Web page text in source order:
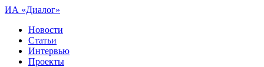
ИА «Диалог»
Новости
Статьи
Интервью
Проекты